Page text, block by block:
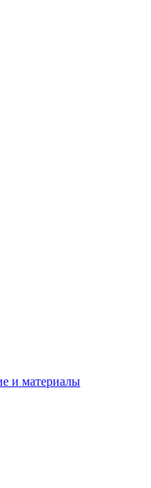
и материалы